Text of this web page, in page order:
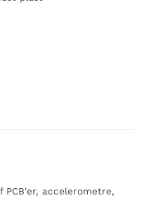
accelerometre,